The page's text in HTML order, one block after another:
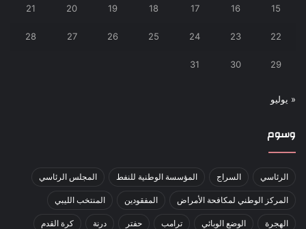
15
16
17
18
19
20
21
22
23
24
25
26
27
28
29
30
31
« يوليو
وسوم
الرئاسي السراج المؤسسة الوطنية للنفط المجلس الرئاسي
المركز الوطني لمكافحة الأمراض المفقودين المنتخب الليبي
الهجرة الوضع الوبائي ترامب حفتر درنة كرة القدم